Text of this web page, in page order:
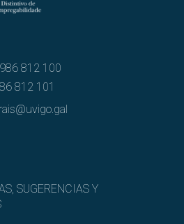
812 100
812 101
SUGERENCIAS Y